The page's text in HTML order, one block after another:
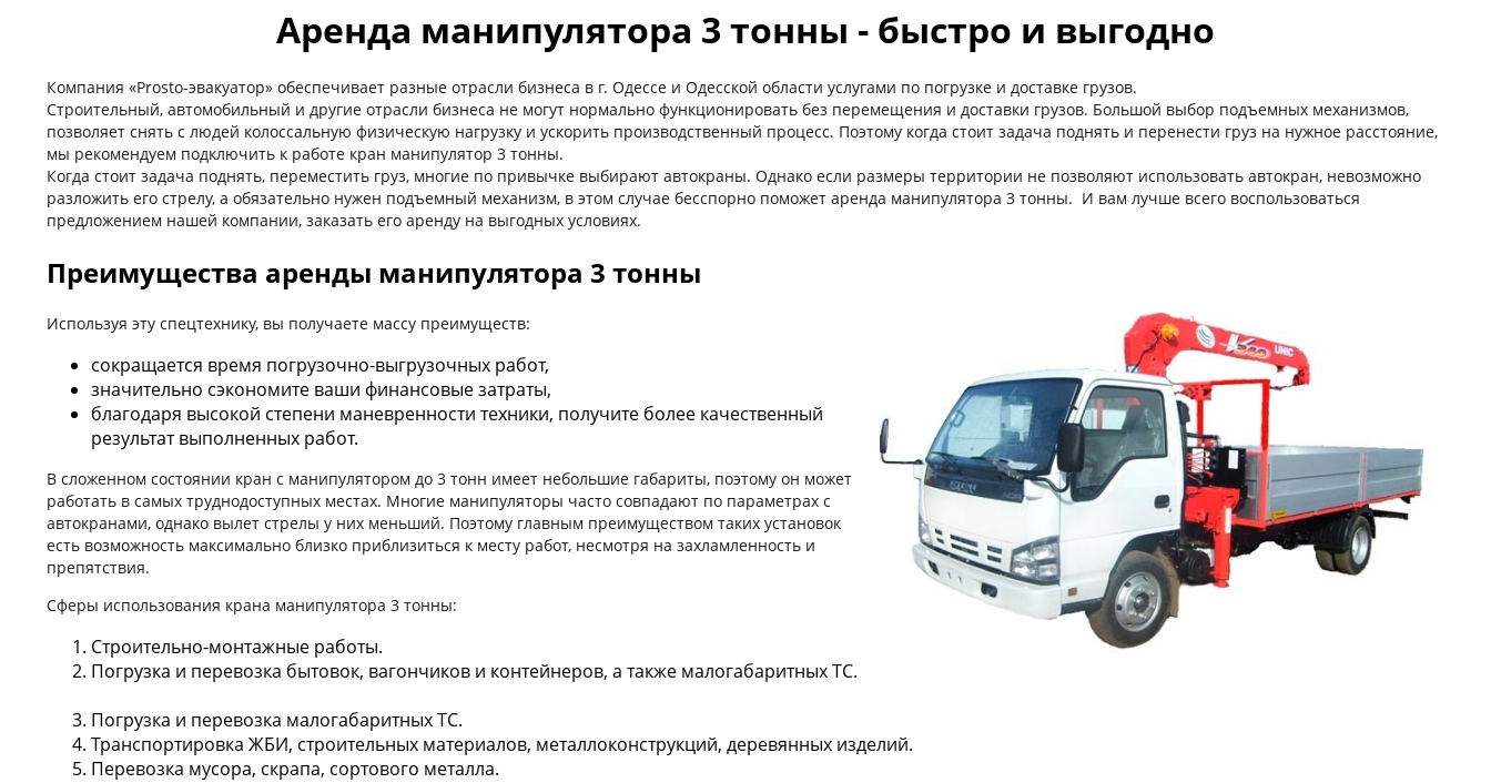
Аренда манипулятора 3 тонны - быстро и выгодно
Компания «Prosto-эвакуатор» обеспечивает разные отрасли бизнеса в г. Одессе и Одесской области услугами по погрузке и доставке грузов.
Строительный, автомобильный и другие отрасли бизнеса не могут нормально функционировать без перемещения и доставки грузов. Большой выбор подъемных механизмов,
позволяет снять с людей колоссальную физическую нагрузку и ускорить производственный процесс. Поэтому когда стоит задача поднять и перенести груз на нужное расстояние,
мы рекомендуем подключить к работе кран манипулятор 3 тонны.
Когда стоит задача поднять, переместить груз, многие по привычке выбирают автокраны. Однако если размеры территории не позволяют использовать автокран, невозможно
разложить его стрелу, а обязательно нужен подъемный механизм, в этом случае бесспорно поможет аренда манипулятора 3 тонны. И вам лучше всего воспользоваться
предложением нашей компании, заказать его аренду на выгодных условиях.
Преимущества аренды манипулятора 3 тонны
Используя эту спецтехнику, вы получаете массу преимуществ:
сокращается время погрузочно-выгрузочных работ,
значительно сэкономите ваши финансовые затраты,
благодаря высокой степени маневренности техники, получите более качественный
результат выполненных работ.
В сложенном состоянии кран с манипулятором до 3 тонн имеет небольшие габариты, поэтому он может
работать в самых труднодоступных местах. Многие манипуляторы часто совпадают по параметрах с
автокранами, однако вылет стрелы у них меньший. Поэтому главным преимуществом таких установок
есть возможность максимально близко приблизиться к месту работ, несмотря на захламленность и
препятствия.
Сферы использования крана манипулятора 3 тонны:
Строительно-монтажные работы.
Погрузка и перевозка бытовок, вагончиков и контейнеров, а также малогабаритных ТС.
Погрузка и перевозка малогабаритных ТС.
Транспортировка ЖБИ, строительных материалов, металлоконструкций, деревянных изделий.
Перевозка мусора, скрапа, сортового металла.